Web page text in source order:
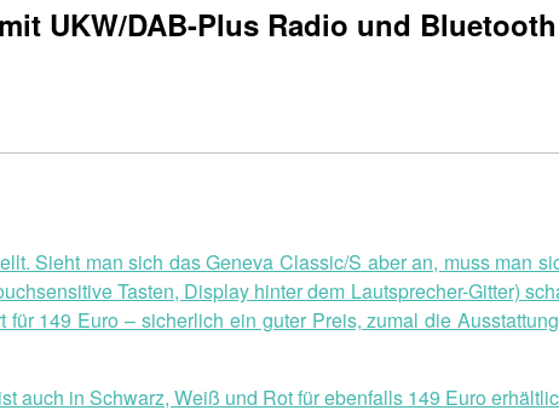
UKW/DAB-Plus Radio und
Sieht man sich das Geneva Classic/S aber an, muss man
Tasten, Display hinter dem Lautsprecher-Gitter)
149 Euro – sicherlich ein guter Preis, zumal die
auch in Schwarz, Weiß und Rot für ebenfalls 149 Euro